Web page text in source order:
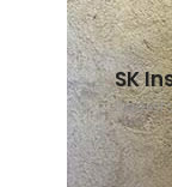
SK